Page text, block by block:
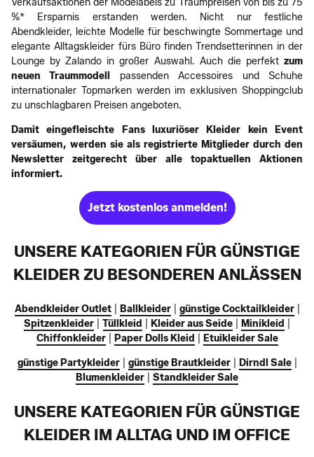
%* Ersparnis erstanden werden. Nicht nur festliche
Abendkleider, leichte Modelle für beschwingte Sommertage und
elegante Alltagskleider fürs Büro finden Trendsetterinnen in der
Lounge by Zalando in großer Auswahl. Auch die perfekt zum
neuen Traummodell
passenden Accessoires und Schuhe
internationaler Topmarken werden im exklusiven Shoppingclub
zu unschlagbaren Preisen angeboten.
Damit eingefleischte Fans luxuriöser Kleider kein Event
versäumen, werden sie als registrierte Mitglieder durch den
Newsletter zeitgerecht über alle topaktuellen Aktionen
informiert.
Jetzt kostenlos anmelden!
UNSERE KATEGORIEN FÜR GÜNSTIGE
KLEIDER ZU BESONDEREN ANLÄSSEN
Abendkleider Outlet| Ballkleider| günstige Cocktailkleider|
Spitzenkleider
Tüllkleid Kleider aus Seide Minikleid
Chiffonkleider| Paper Dolls Kleid Etuikleider Sale
günstige Partykleider| günstige Brautkleider| Dirndl Sale|
Blumenkleider
Standkleider Sale
UNSERE KATEGORIEN FÜR GÜNSTIGE
KLEIDER IM ALLTAG UND IM OFFICE